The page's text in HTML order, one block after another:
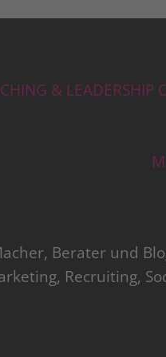
& LEADERSHIP
Berater und
Recruiting,